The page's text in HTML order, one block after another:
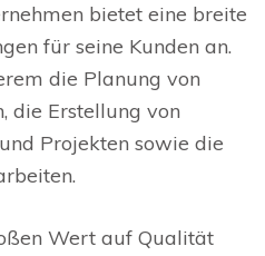
bietet eine breite
für seine Kunden an.
die Planung von
die Erstellung von
Projekten sowie die
Wert auf Qualität